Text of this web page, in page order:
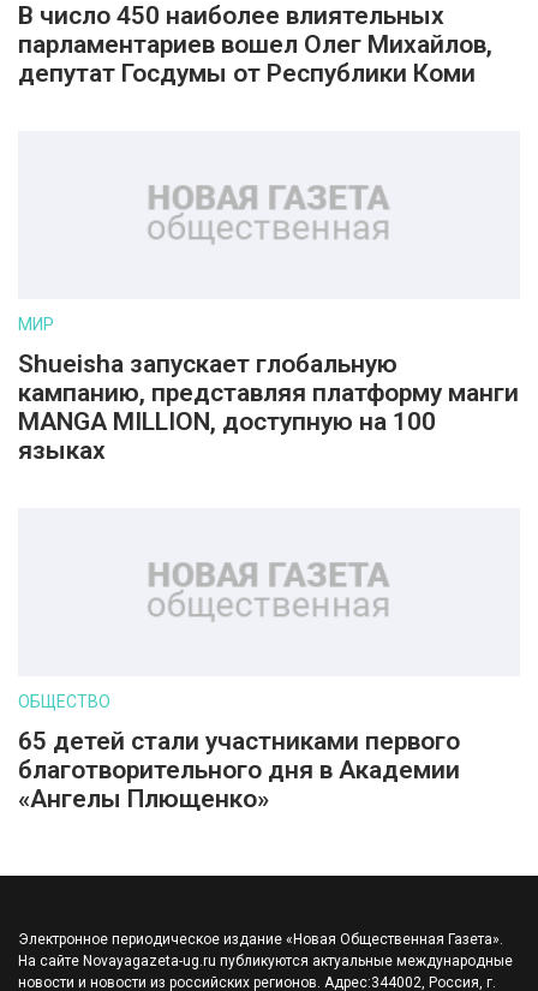
В число 450 наиболее влиятельных
парламентариев вошел Олег Михайлов,
депутат Госдумы от Республики Коми
МИР
Shueisha запускает глобальную
кампанию, представляя платформу манги
MANGA MILLION, доступную на 100
языках
ОБЩЕСТВО
65 детей стали участниками первого
благотворительного дня в Академии
«Ангелы Плющенко»
Электронное периодическое издание «Новая Общественная Газета».
На сайте Novayagazeta-ug.ru публикуются актуальные международные
новости и новости из российских регионов. Адрес:344002, Россия, г.